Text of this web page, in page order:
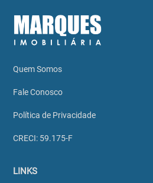
Quem Somos
Fale Conosco
Política de Privacidade
CRECI: 59.175-F
LINKS